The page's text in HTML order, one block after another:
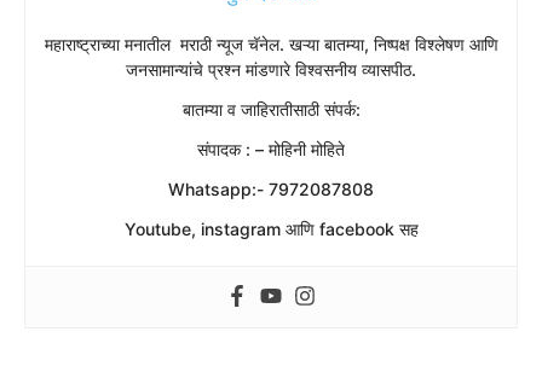
महाराष्ट्राच्या मनातील मराठी न्यूज चॅनेल. खऱ्या बातम्या, निष्पक्ष विश्लेषण आणि
जनसामान्यांचे प्रश्न मांडणारे विश्वसनीय व्यासपीठ.
बातम्या व जाहिरातीसाठी संपर्क:
संपादक : – मोहिनी मोहिते
Whatsapp:- 7972087808
Youtube, instagram आणि facebook सह